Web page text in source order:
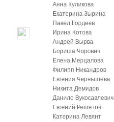
Анна Куликова
Екатерина Зырина
Павел Гордеев
Ирина Котова
Андрей Вырва
Бориша Чорович
Елена Мерцалова
Филипп Никандров
Евгения Чернышева
Никита Демидов
Данило Вукосавлевич
Евгений Решетов
Катерина Левянт